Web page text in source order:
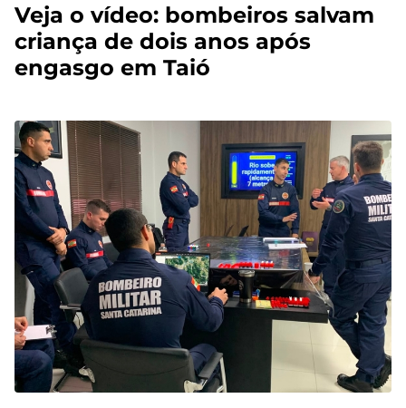
Veja o vídeo: bombeiros salvam
criança de dois anos após
engasgo em Taió